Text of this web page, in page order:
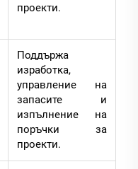
проекти.
Поддържа
изработка,
управление на
запасите и
изпълнение на
поръчки за
проекти.